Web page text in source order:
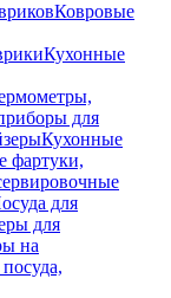
Ковровые
Кухонные
для
Кухонные
фартуки,
для
для
на